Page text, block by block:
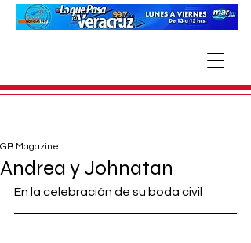
Andrea y Johnatan
GB Magazine
En la celebración de su boda civil